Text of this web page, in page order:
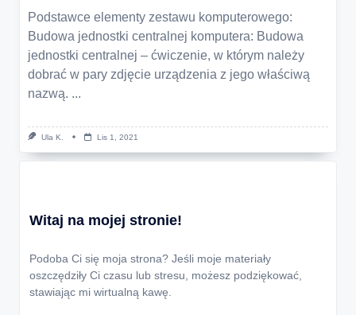
Podstawce elementy zestawu komputerowego:
Budowa jednostki centralnej komputera: Budowa
jednostki centralnej – ćwiczenie, w którym należy
dobrać w pary zdjęcie urządzenia z jego właściwą
nazwą. ...
Ula K. Lis 1, 2021
Witaj na mojej stronie!
Podoba Ci się moja strona? Jeśli moje materiały
oszczędziły Ci czasu lub stresu, możesz podziękować,
stawiając mi wirtualną kawę.